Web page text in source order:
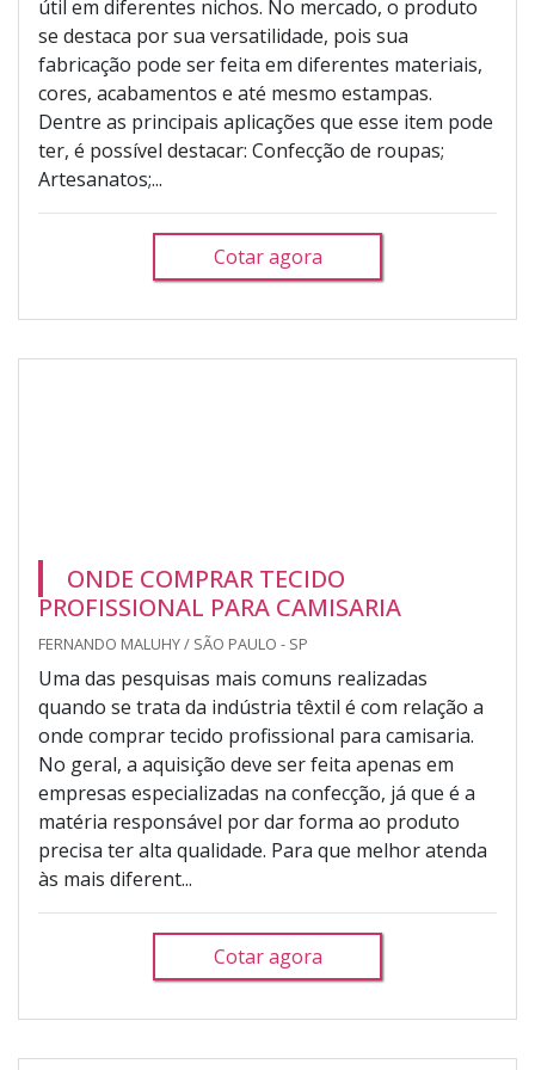
útil em diferentes nichos. No mercado, o produto
se destaca por sua versatilidade, pois sua
fabricação pode ser feita em diferentes materiais,
cores, acabamentos e até mesmo estampas.
Dentre as principais aplicações que esse item pode
ter, é possível destacar: Confecção de roupas;
Artesanatos;...
Cotar agora
ONDE COMPRAR TECIDO
PROFISSIONAL PARA CAMISARIA
FERNANDO MALUHY / SÃO PAULO - SP
Uma das pesquisas mais comuns realizadas
quando se trata da indústria têxtil é com relação a
onde comprar tecido profissional para camisaria.
No geral, a aquisição deve ser feita apenas em
empresas especializadas na confecção, já que é a
matéria responsável por dar forma ao produto
precisa ter alta qualidade. Para que melhor atenda
às mais diferent...
Cotar agora